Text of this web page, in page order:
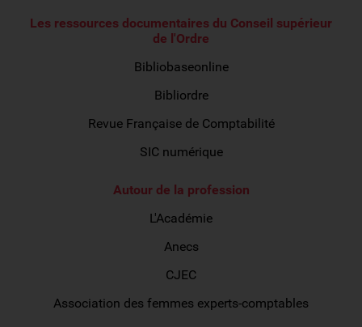
Les ressources documentaires du Conseil supérieur
de l'Ordre
Bibliobaseonline
Bibliordre
Revue Française de Comptabilité
SIC numérique
Autour de la profession
L'Académie
Anecs
CJEC
Association des femmes experts-comptables